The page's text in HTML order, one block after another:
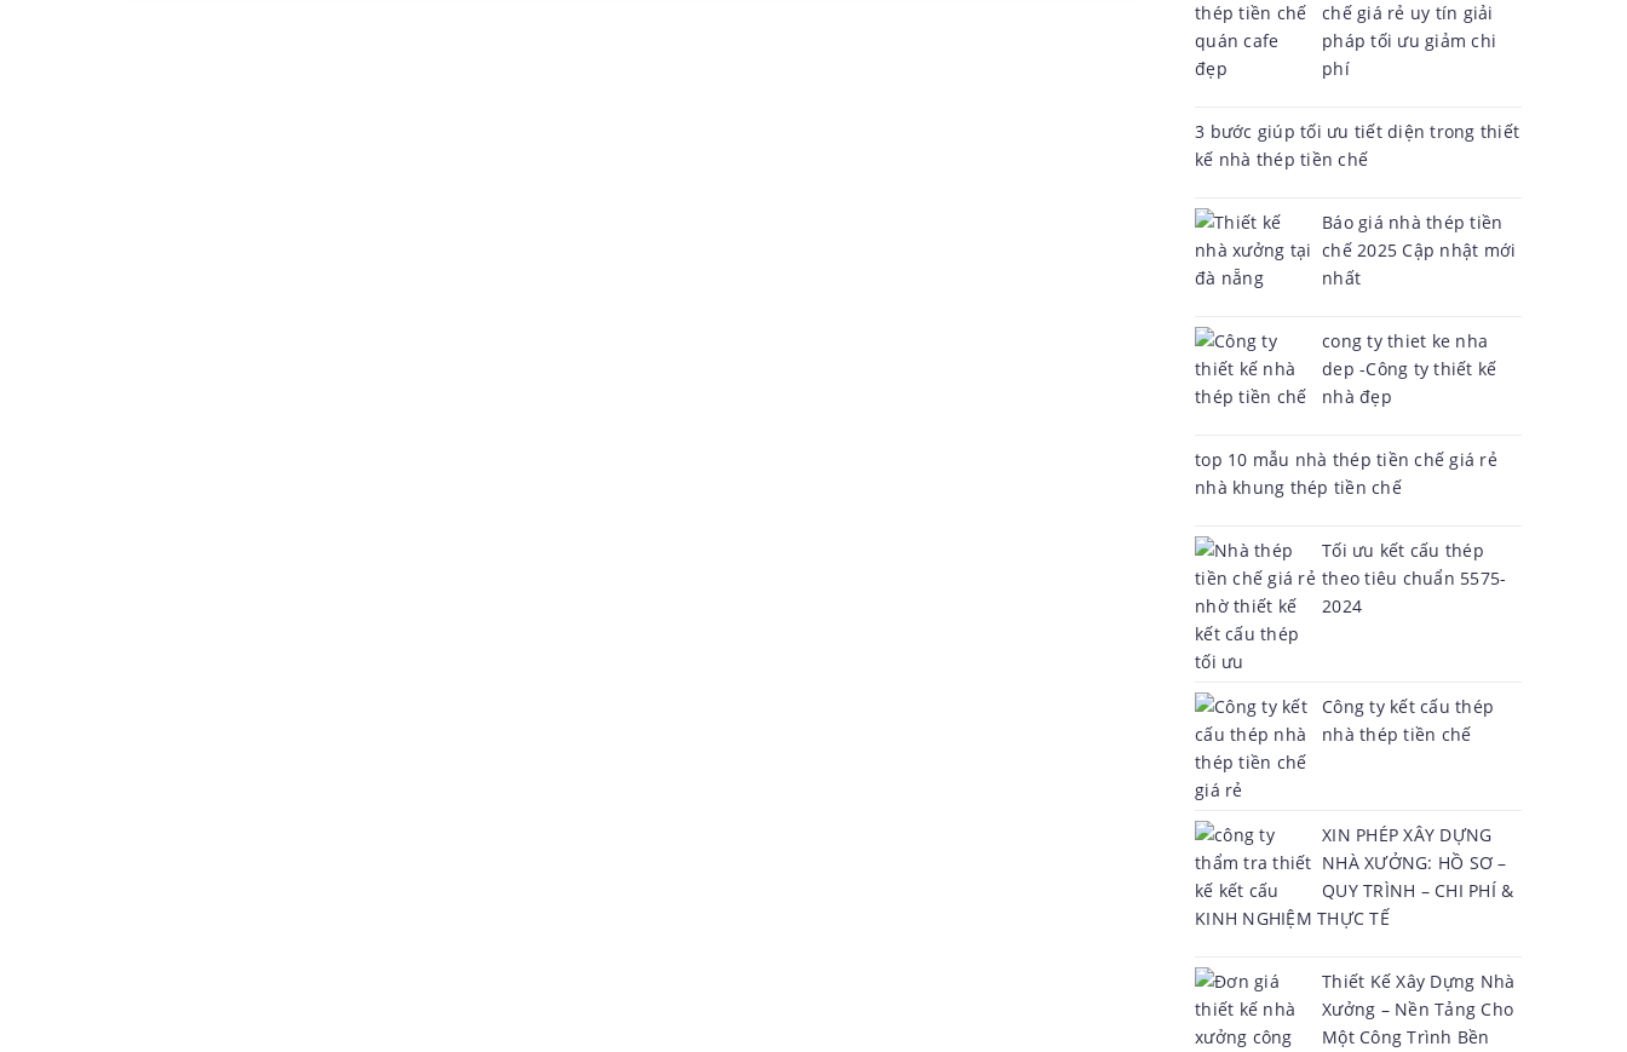
chế giá rẻ uy tín giải
pháp tối ưu giảm chi
phí
3 bước giúp tối ưu tiết diện trong thiết
kế nhà thép tiền chế
Báo giá nhà thép tiền
chế 2025 Cập nhật mới
nhất
cong ty thiet ke nha
dep -Công ty thiết kế
nhà đẹp
top 10 mẫu nhà thép tiền chế giá rẻ
nhà khung thép tiền chế
Tối ưu kết cấu thép
theo tiêu chuẩn 5575-
2024
Công ty kết cấu thép
nhà thép tiền chế
XIN PHÉP XÂY DỰNG
NHÀ XƯỞNG: HỒ SƠ –
QUY TRÌNH – CHI PHÍ &
KINH NGHIỆM THỰC TẾ
Thiết Kế Xây Dựng Nhà
Xưởng – Nền Tảng Cho
Một Công Trình Bền